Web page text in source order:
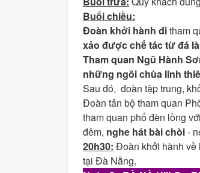
Buổichiều:
Đoàn khởi hành đitham
xảo được chế tác từ đá
Tham quan Ngũ Hành
những ngôi chùa linh
Sau đó, đoàn tập trung,
Đoàn tản bộ tham quan
tham quan phố đèn lồng
đêm, nghe hát bài chòi-
20h30: Đoàn khởi hành về
tại Đà Nẵng.